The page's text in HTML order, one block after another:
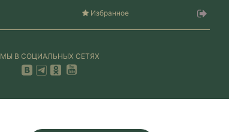
Избранное
МЫ В СОЦИАЛЬНЫХ СЕТЯХ